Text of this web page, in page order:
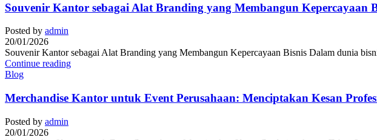
Souvenir Kantor sebagai Alat Branding yang Membangun Kepercayaan
Posted by admin
20/01/2026
Souvenir Kantor sebagai Alat Branding yang Membangun Kepercayaan Bisnis Dalam dunia
Continue reading
Blog
Merchandise Kantor untuk Event Perusahaan: Menciptakan Kesan
Posted by admin
20/01/2026